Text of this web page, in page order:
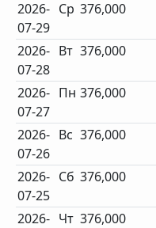
2026-
07-29
Ср 376,000
2026-
07-28
Вт 376,000
2026-
07-27
Пн 376,000
2026-
07-26
Вс 376,000
2026-
07-25
Сб 376,000
2026- Чт 376,000